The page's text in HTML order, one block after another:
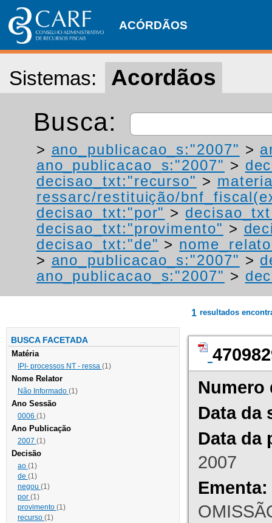
ACÓRDÃOS
Sistemas: Acordãos
Busca:
> ano_publicacao_s:"2007" >
ano_publicacao_s:"2007" >
decisao_txt:"recurso" >
ressarc/restituição/
decisao_txt:"por" >
decisao_txt:"provimento" >
decisao_txt:"de" >
> ano_publicacao_s:"2007" >
ano_publicacao_s:"2007" >
BUSCA FACETADA
Matéria
IPI- processos NT - ressa (1)
Nome Relator
Não Informado (1)
Ano Sessão
0006 (1)
Ano Publicação
2007 (1)
Decisão
ao (1)
de (1)
negou (1)
por (1)
provimento (1)
recurso (1)
1 resultados
Numero
Data da
Data da
2007
Ementa: